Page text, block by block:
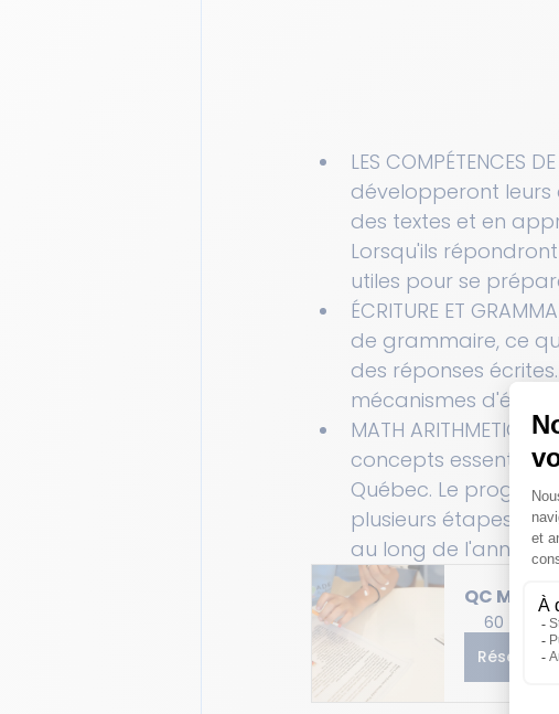
LES COMPÉTENCES
développeront leurs
des textes et en
Lorsqu'ils
utiles pour se
ÉCRITURE ET
de grammaire, ce
des réponses
mécanismes
MATH
concepts
Québec. Le
plusieurs étapes où
au long de l'année
QC
60
Réserver